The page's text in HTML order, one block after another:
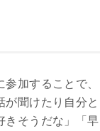
加することで、
が聞けたり自分
そうだな」「